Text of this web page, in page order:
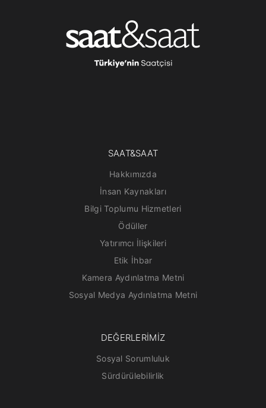
SAAT&SAAT
Hakkımızda
İnsan Kaynakları
Bilgi Toplumu Hizmetleri
Ödüller
Yatırımcı İlişkileri
Etik İhbar
Kamera Aydınlatma Metni
Sosyal Medya Aydınlatma Metni
DEĞERLERİMİZ
Sosyal Sorumluluk
Sürdürülebilirlik